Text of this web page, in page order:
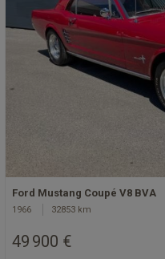
Ford Mustang Coupé V8 BVA
1966 32853 km
49 900 €